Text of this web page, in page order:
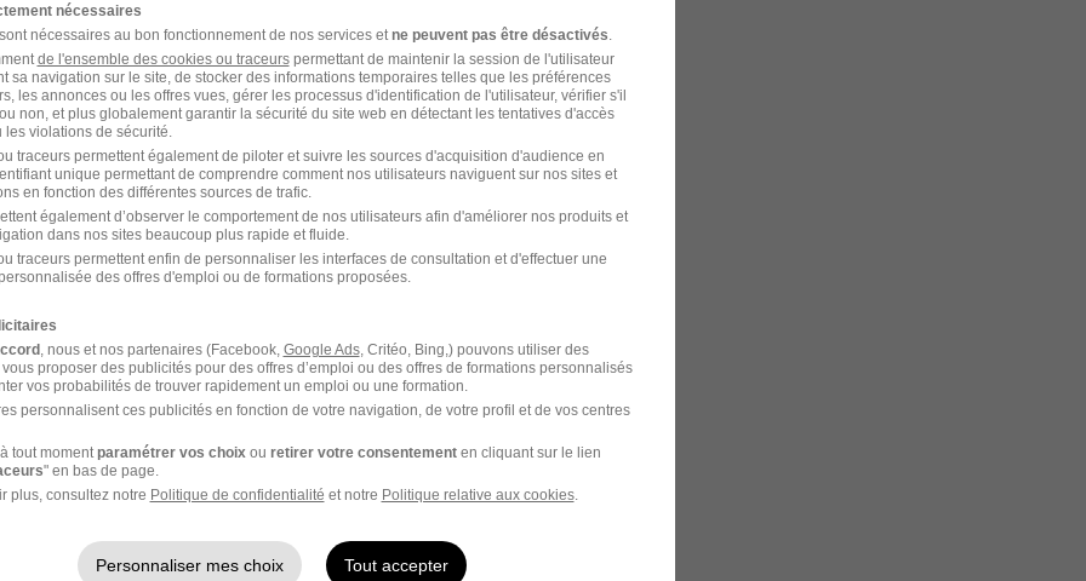
Voir l’offre
d'Étage H/F
€ / heure + 1
F
nécessaires
nécessaires au bon fonctionnement de nos services et ne peuvent pas être désactivés
de l'ensemble des cookies ou traceurspermettant de maintenir la session de l'utilisateur
sa navigation sur le site, de stocker des informations temporaires telles que les préférences
les annonces ou les offres vues, gérer les processus d'identification de l'utilisateur, vérifier s'il
non, et plus globalement garantir la sécurité du site web en détectant les tentatives d'accès
violations de sécurité.
traceurs permettent également de piloter et suivre les sources d'acquisition d'audience en
unique permettant de comprendre comment nos utilisateurs naviguent sur nos sites et
en fonction des différentes sources de trafic.
également d’observer le comportement de nos utilisateurs afin d'améliorer nos produits et
dans nos sites beaucoup plus rapide et fluide.
traceurs permettent enfin de personnaliser les interfaces de consultation et d'effectuer une
des offres d'emploi ou de formations proposées.
, nous et nos partenaires (Facebook, Google Ads, Critéo, Bing,) pouvons utiliser des
proposer des publicités pour des offres d’emploi ou des offres de formations personnalisés
vos probabilités de trouver rapidement un emploi ou une formation.
personnalisent ces publicités en fonction de votre navigation, de votre profil et de vos centres
tout moment paramétrer vos choix ou retirer votre consentementen cliquant sur le lien
" en bas de page.
plus, consultez notre Politique de confidentialité et notre Politique relative aux cookies.
Personnaliser mes choix Tout accepter